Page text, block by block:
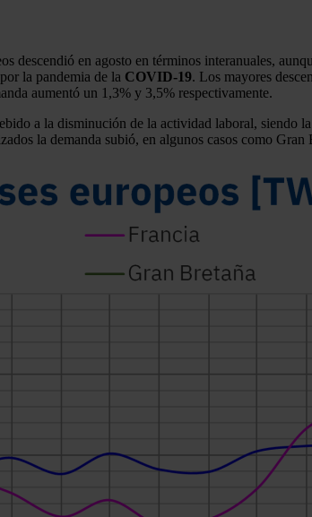
descendió en agosto en términos interanuales,
la pandemia de la COVID‑19. Los mayores
aumentó un 1,3% y 3,5% respectivamente.
a la disminución de la actividad laboral,
la demanda subió, en algunos casos como